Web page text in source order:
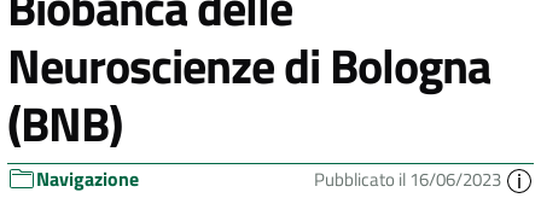
Neuroscienze di Bologna
(BNB)
Navigazione Pubblicato il 16/06/2023